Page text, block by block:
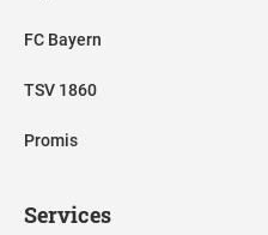
FC Bayern
TSV 1860
Promis
Services